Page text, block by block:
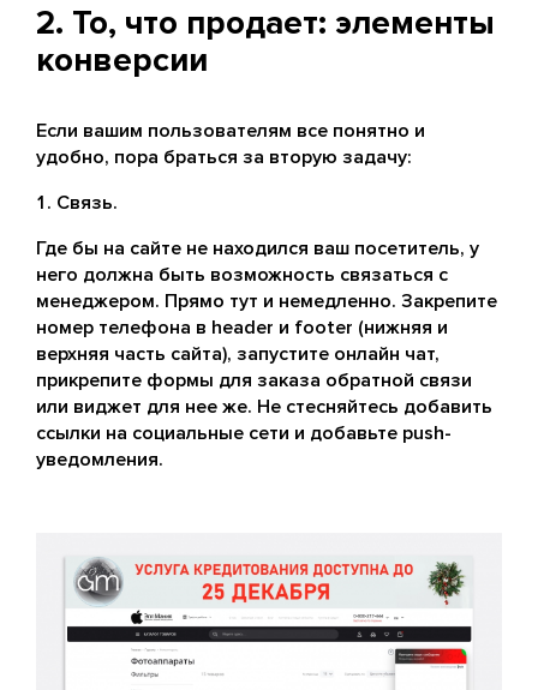
2. То, что продает: элементы
конверсии
Если вашим пользователям все понятно и
удобно, пора браться за вторую задачу:
Связь.
Где бы на сайте не находился ваш посетитель, у
него должна быть возможность связаться с
менеджером. Прямо тут и немедленно. Закрепите
номер телефона в header и footer (нижняя и
верхняя часть сайта), запустите онлайн чат,
прикрепите формы для заказа обратной связи
или виджет для нее же. Не стесняйтесь добавить
ссылки на социальные сети и добавьте push-
уведомления.